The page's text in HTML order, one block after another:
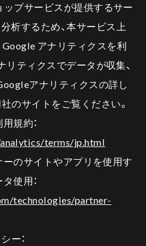
ップサービスが提供するサー
析するため、本サービス上
アナリティクスを利
ティクスでデータが収集、
アナリティクスの詳し
のサイトをご覧ください。
規約：
terms/jp.html
のサイトやアプリを使用す
使用：
technologies/partner-
ー：